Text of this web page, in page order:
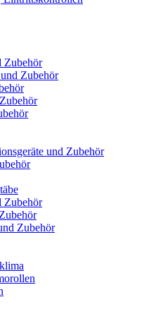
Zubehör
Zubehör
und Zubehör
Zubehör
Zubehör